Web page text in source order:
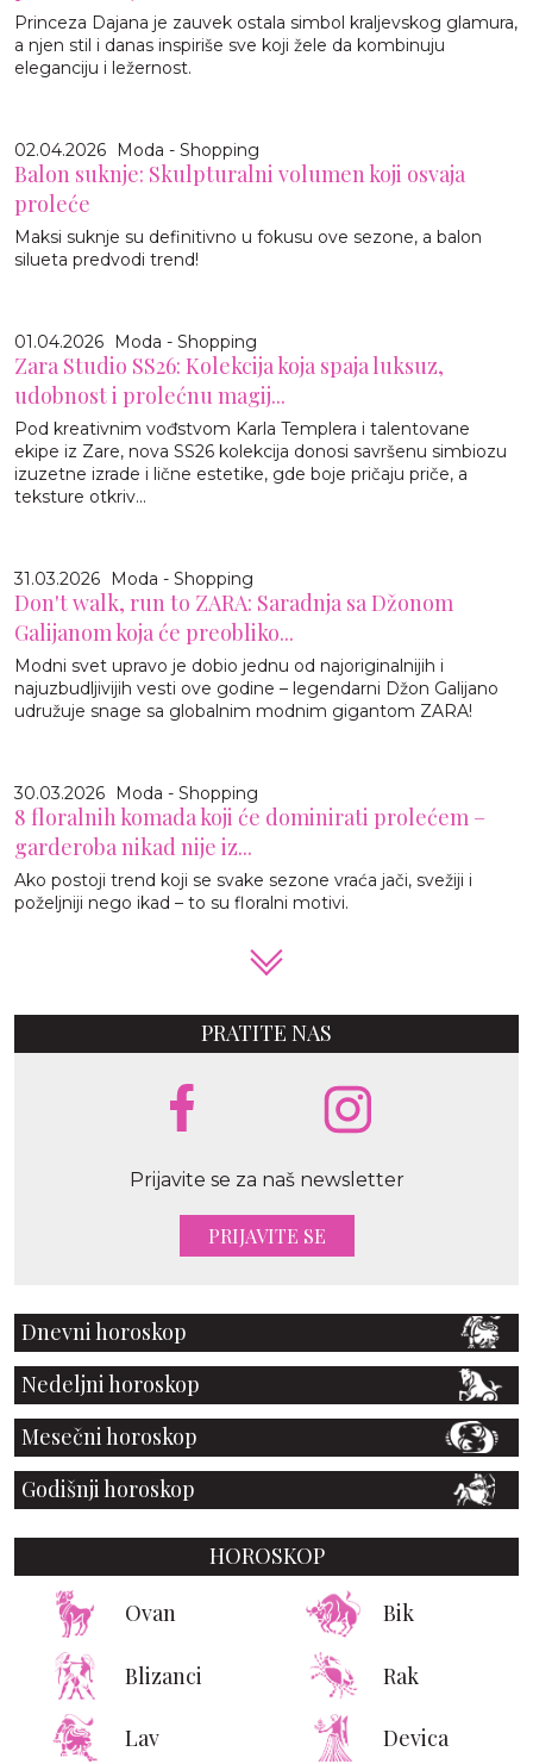
Princeza Dajana je zauvek ostala simbol kraljevskog glamura,
a njen stil i danas inspiriše sve koji žele da kombinuju
eleganciju i ležernost.
02.04.2026 Moda - Shopping
Balon suknje: Skulpturalni volumen koji osvaja
proleće
Maksi suknje su definitivno u fokusu ove sezone, a balon
silueta predvodi trend!
01.04.2026 Moda - Shopping
Zara Studio SS26: Kolekcija koja spaja luksuz,
udobnost i prolećnu magij...
Pod kreativnim vođstvom Karla Templera i talentovane
ekipe iz Zare, nova SS26 kolekcija donosi savršenu simbiozu
izuzetne izrade i lične estetike, gde boje pričaju priče, a
teksture otkriv...
31.03.2026 Moda - Shopping
Don't walk, run to ZARA: Saradnja sa Džonom
Galijanom koja će preobliko...
Modni svet upravo je dobio jednu od najoriginalnijih i
najuzbudljivijih vesti ove godine – legendarni Džon Galijano
udružuje snage sa globalnim modnim gigantom ZARA!
30.03.2026 Moda - Shopping
8 floralnih komada koji će dominirati prolećem –
garderoba nikad nije iz...
Ako postoji trend koji se svake sezone vraća jači, svežiji i
poželjniji nego ikad – to su floralni motivi.
PRATITE NAS
Prijavite se za naš newsletter
PRIJAVITE SE
Dnevni horoskop
Nedeljni horoskop
Mesečni horoskop
Godišnji horoskop
HOROSKOP
Ovan Bik
Blizanci Rak
Lav Devica